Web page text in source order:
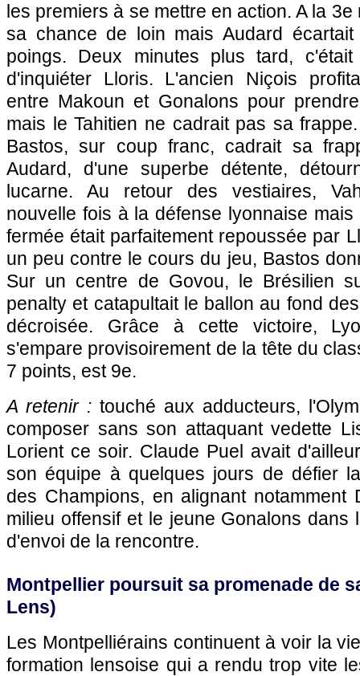
les premiers à se mettre en action. A la
sa chance de loin mais Audard
poings. Deux minutes plus tard,
d'inquiéter Lloris. L'ancien Niçois
entre Makoun et Gonalons pour
mais le Tahitien ne cadrait pas sa
Bastos, sur coup franc, cadrait sa
Audard, d'une superbe détente,
lucarne. Au retour des vestiaires,
nouvelle fois à la défense lyonnaise
fermée était parfaitement repoussée par
un peu contre le cours du jeu, Bastos
Sur un centre de Govou, le Brésilien
penalty et catapultait le ballon au fond
décroisée. Grâce à cette victoire,
s'empare provisoirement de la tête du
7 points, est 9e.
A retenir : touché aux adducteurs,
composer sans son attaquant vedette
Lorient ce soir. Claude Puel avait
son équipe à quelques jours de défier
des Champions, en alignant notamment
milieu offensif et le jeune Gonalons dans
d'envoi de la rencontre.
Montpellier poursuit sa promenade de
Lens)
Les Montpelliérains continuent à voir la
formation lensoise qui a rendu trop vite